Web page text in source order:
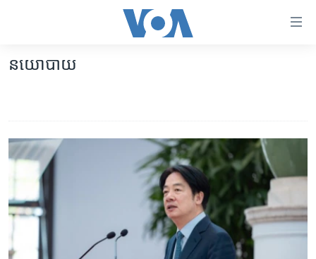
គេហទំព័រ​
ទំព័រ​
ព័ត៌មាន​​
តែ​
ម្តង
រំលង​
និង​
កម្ពុជា
ហេឡូវីអូអេ
កម្ពុជាច្នៃប្រតិដ្ឋ
ព្រឹត្តិការណ៍ព័ត៌មាន
ទូរទស្សន៍ / វីដេអូ​
នយោបាយ